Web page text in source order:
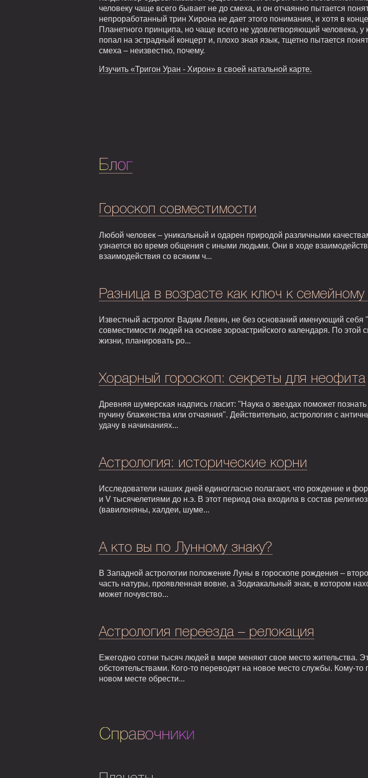
человеку чаще всего бывает не до смеха, и он отчаянно пытается
непроработанный трин Хирона не дает этого понимания, и хотя в
Планетного принципа, но чаще всего не удовлетворяющий человека, у
попал на эстрадный концерт и, плохо зная язык, тщетно пытается
смеха – неизвестно, почему.
Изучить «Тригон Уран - Хирон» в своей натальной карте.
Блог
Гороскоп совместимости
Любой человек – уникальный и одарен природой различными
узнается во время общения с иными людьми. Они в ходе
взаимодействия со всяким ч...
Разница в возрасте как ключ к
Известный астролог Вадим Левин, не без оснований именующий себя
совместимости людей на основе зороастрийского календаря. По этой
жизни, планировать ро...
Хорарный гороскоп: секреты для неофита
Древняя шумерская надпись гласит: "Наука о звездах поможет
пучину блаженства или отчаяния". Действительно, астрология с
удачу в начинаниях...
Астрология: исторические корни
Исследователи наших дней единогласно полагают, что рождение и
и V тысячелетиями до н.э. В этот период она входила в состав
(вавилоняны, халдеи, шуме...
А кто вы по Лунному знаку?
В Западной астрологии положение Луны в гороскопе рождения –
часть натуры, проявленная вовне, а Зодиакальный знак, в котором
может почувство...
Астрология переезда – релокация
Ежегодно сотни тысяч людей в мире меняют свое место жительства.
обстоятельствами. Кого-то переводят на новое место службы. Кому-
новом месте обрести...
Справочники